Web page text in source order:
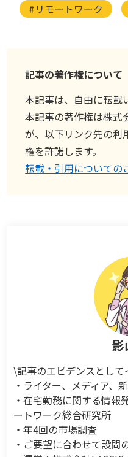
#リモートワーク
記事の著作権について
本記事は、自由に転載
本記事の著作権は株式
が、以下リンク先の利
権を許諾します。
転載・引用についての
影
\記事のエビデンスとし
・ライター、メディア、
・在宅勤務に関する情報
ートワーク総合研究所
・年4回の市場調査
・ご要望に合わせて設問